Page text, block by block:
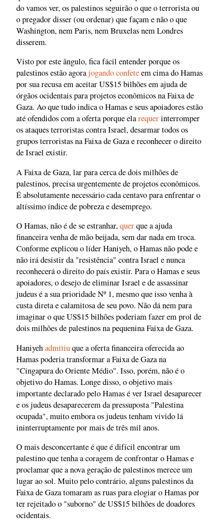
do vamos ver, os palestinos seguirão o que o terrorista ou
o pregador disser (ou ordenar) que façam e não o que
Washington, nem Paris, nem Bruxelas nem Londres
disserem.
Visto por este ângulo, fica fácil entender porque os
palestinos estão agorajogando confeteem cima do Hamas
por sua recusa em aceitar US$15 bilhões em ajuda de
órgãos ocidentais para projetos econômicos na Faixa de
Gaza. Ao que tudo indica o Hamas e seus apoiadores estão
até ofendidos com a oferta porque elarequerinterromper
os ataques terroristas contra Israel, desarmar todos os
grupos terroristas na Faixa de Gaza e reconhecer o direito
de Israel existir.
A Faixa de Gaza, lar para cerca de dois milhões de
palestinos, precisa urgentemente de projetos econômicos.
É absolutamente necessário cada centavo para enfrentar o
altíssimo índice de pobreza e desemprego.
O Hamas, não é de se estranhar,querque a ajuda
financeira venha de mão beijada, sem dar nada em troca.
Conforme explicou o líder Haniyeh, o Hamas não pode e
não irá desistir da "resistência" contra Israel e nunca
reconhecerá o direito do país existir. Para o Hamas e seus
apoiadores, o desejo de eliminar Israel e de assassinar
judeus é a sua prioridade Nº 1, mesmo que isso venha à
custa direta e calamitosa de seu povo. Não dá nem para
imaginar o que US$15 bilhões poderiam fazer em prol de
dois milhões de palestinos na pequenina Faixa de Gaza.
Haniyehadmitiuque a oferta financeira oferecida ao
Hamas poderia transformar a Faixa de Gaza na
"Cingapura do Oriente Médio". Isso, porém, não é o
objetivo do Hamas. Longe disso, o objetivo mais
importante declarado pelo Hamas é ver Israel desaparecer
e os judeus desaparecerem da pressuposta "Palestina
ocupada", muito embora os judeus tenham vivido lá
ininterruptamente por mais de três mil anos.
O mais desconcertante é que é difícil encontrar um
palestino que tenha a coragem de confrontar o Hamas e
proclamar que a nova geração de palestinos merece um
lugar ao sol. Muito pelo contrário, alguns palestinos da
Faixa de Gaza tomaram as ruas para elogiar o Hamas por
ter rejeitado o "suborno" de US$15 bilhões de doadores
ocidentais.